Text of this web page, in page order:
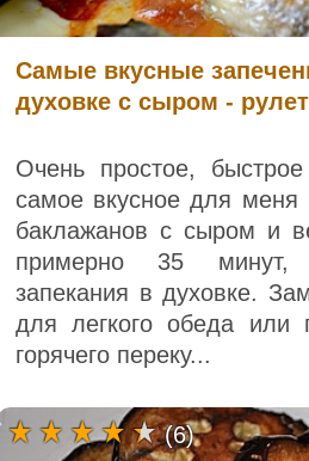
Самые вкусные
духовке с сыром -
Очень простое,
самое вкусное для
баклажанов с сыром и
примерно 35 минут,
запекания в духовке.
для легкого обеда или
горячего переку...
(6)